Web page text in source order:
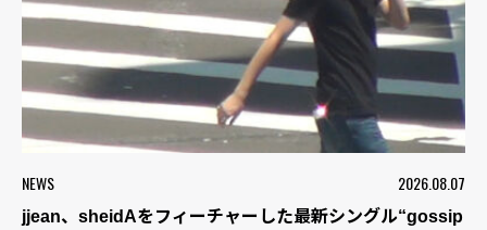
NEWS 2026.08.07
jjean、sheidAをフィーチャーした最新シングル“gossip